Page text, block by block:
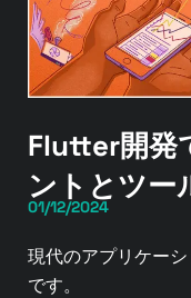
Flutter開発
ントとツー
01/12/2024
現代のアプリケー
です。